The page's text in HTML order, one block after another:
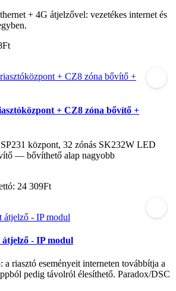
+ 4G átjelzővel: vezetékes internet és
+ CZ8 zóna bővítő +
központ, 32 zónás SK232W LED
— bővíthető alap nagyobb
24 309Ft
- IP modul
a riasztó eseményeit interneten továbbítja a
pedig távolról élesíthető. Paradox/DSC